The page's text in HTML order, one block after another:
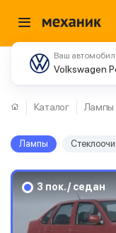
Ваш
Volkswagen
Каталог Лампы
Лампы
3 пок. / седан